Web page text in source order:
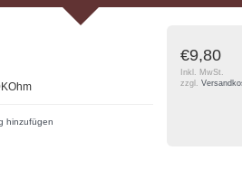
hinzufügen
€9,80
Inkl. MwSt.
zzgl.